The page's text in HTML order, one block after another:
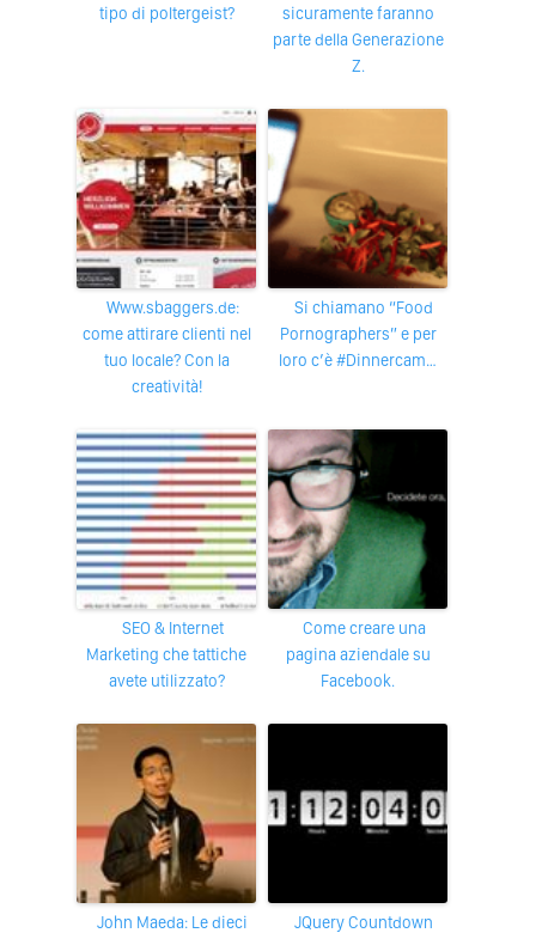
tipo di poltergeist?
sicuramente faranno
parte della Generazione
Z.
www.sbaggers.de:
come attirare clienti nel
tuo locale? Con la
creatività!
Si chiamano “Food
Pornographers” e per
loro c’è #Dinnercam…
SEO & Internet
Marketing che tattiche
avete utilizzato?
Come creare una
pagina aziendale su
Facebook.
John Maeda: Le dieci
jQuery Countdown